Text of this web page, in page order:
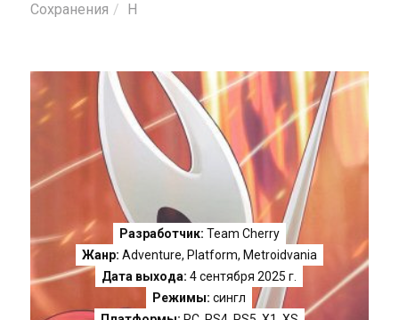
Сохранения H
Разработчик: Team Cherry
Жанр: Adventure, Platform, Metroidvania
Дата выхода: 4 сентября 2025 г.
Режимы: сингл